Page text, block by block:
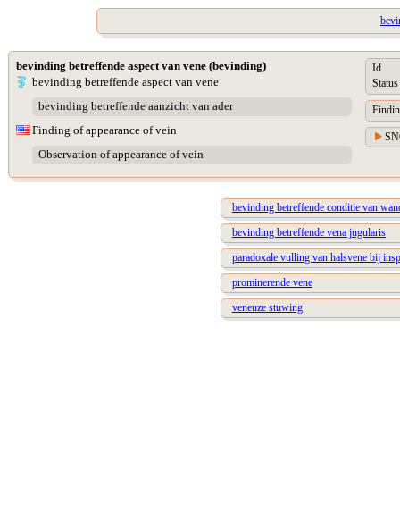
bevinding betreffende aspect van vene (bevinding)
bevinding betreffende aspect van vene
bevinding betreffende aanzicht van ader
Finding of appearance of vein
Observation of appearance of vein
Id
Status
bevinding betreffende conditie van
bevinding betreffende vena jugularis
paradoxale vulling van halsvene bij
prominerende vene
veneuze stuwing